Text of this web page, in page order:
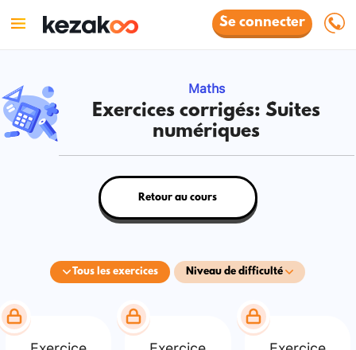
Se connecter
Maths
Exercices corrigés: Suites
numériques
Tous les exercices Niveau de difficulté
Retour au cours